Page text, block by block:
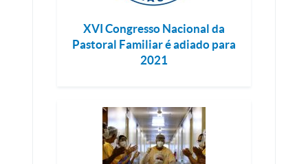
XVI Congresso Nacional da
Pastoral Familiar é adiado para
2021